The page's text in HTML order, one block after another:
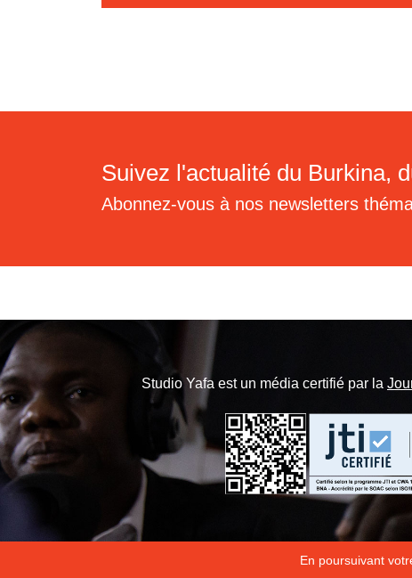
En poursuivant
Suivez l'actualité du Burkina,
Abonnez-vous à nos newsletters
Studio Yafa est un média certifié par la